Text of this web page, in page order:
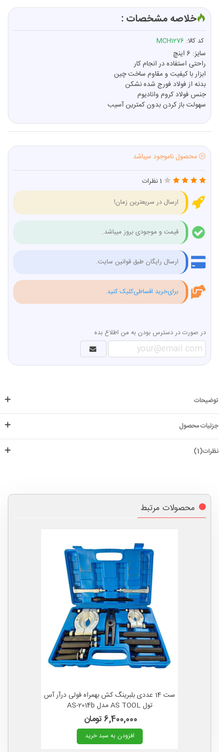
خلاصه مشخصات :
کد کالا: MCH1276
سایز: 6 اینچ
راحتی استفاده در انجام کار
ابزار با کیفیت و مقاوم ساخت چین
بدنه از فولاد فورج شده نشکن
جنس فولاد کروم وانادیوم
سهولت باز کردن بدون کمترین آسیب
محصول ناموجود میباشد
1 نظرات
ارسال در سریعترین زمان!
قیمت و موجودی بروز میباشد.
ارسال رایگان طبق قوانین سایت.
برای‌خرید اقساطی‌کلیک کنید.
در صورت در دسترس بودن به من اطلاع بده
توضیحات
جزئیات محصول
نظرات(1)
محصولات مرتبط
ست 14 عددی بلبرینگ کش بهمراه فولی درآر آس
تول AS TOOL مدل AS-2014b
6,400,000 تومان
افزودن به سبد خرید